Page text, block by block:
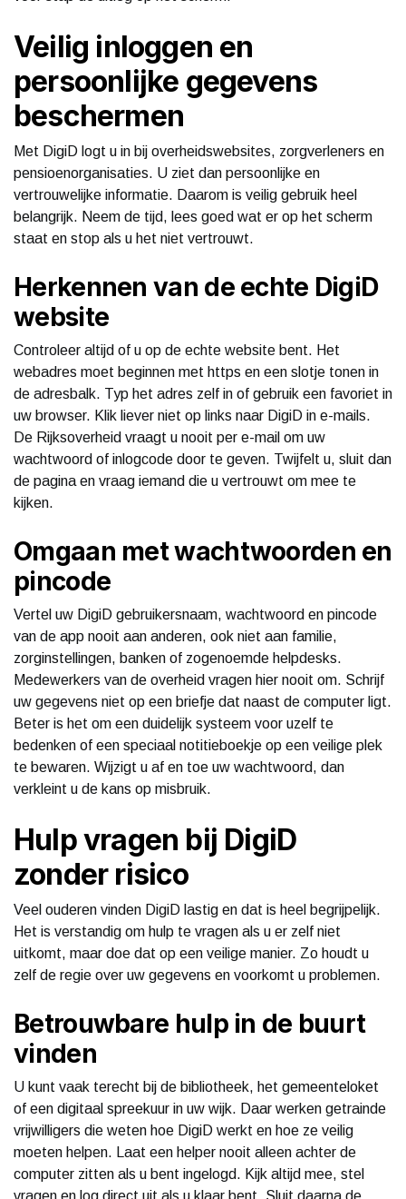
Veilig inloggen en
persoonlijke gegevens
beschermen
Met DigiD logt u in bij overheidswebsites, zorgverleners en
pensioenorganisaties. U ziet dan persoonlijke en
vertrouwelijke informatie. Daarom is veilig gebruik heel
belangrijk. Neem de tijd, lees goed wat er op het scherm
staat en stop als u het niet vertrouwt.
Herkennen van de echte DigiD
website
Controleer altijd of u op de echte website bent. Het
webadres moet beginnen met https en een slotje tonen in
de adresbalk. Typ het adres zelf in of gebruik een favoriet in
uw browser. Klik liever niet op links naar DigiD in e-mails.
De Rijksoverheid vraagt u nooit per e-mail om uw
wachtwoord of inlogcode door te geven. Twijfelt u, sluit dan
de pagina en vraag iemand die u vertrouwt om mee te
kijken.
Omgaan met wachtwoorden en
pincode
Vertel uw DigiD gebruikersnaam, wachtwoord en pincode
van de app nooit aan anderen, ook niet aan familie,
zorginstellingen, banken of zogenoemde helpdesks.
Medewerkers van de overheid vragen hier nooit om. Schrijf
uw gegevens niet op een briefje dat naast de computer ligt.
Beter is het om een duidelijk systeem voor uzelf te
bedenken of een speciaal notitieboekje op een veilige plek
te bewaren. Wijzigt u af en toe uw wachtwoord, dan
verkleint u de kans op misbruik.
Hulp vragen bij DigiD
zonder risico
Veel ouderen vinden DigiD lastig en dat is heel begrijpelijk.
Het is verstandig om hulp te vragen als u er zelf niet
uitkomt, maar doe dat op een veilige manier. Zo houdt u
zelf de regie over uw gegevens en voorkomt u problemen.
Betrouwbare hulp in de buurt
vinden
U kunt vaak terecht bij de bibliotheek, het gemeenteloket
of een digitaal spreekuur in uw wijk. Daar werken getrainde
vrijwilligers die weten hoe DigiD werkt en hoe ze veilig
moeten helpen. Laat een helper nooit alleen achter de
computer zitten als u bent ingelogd. Kijk altijd mee, stel
vragen en log direct uit als u klaar bent. Sluit daarna de